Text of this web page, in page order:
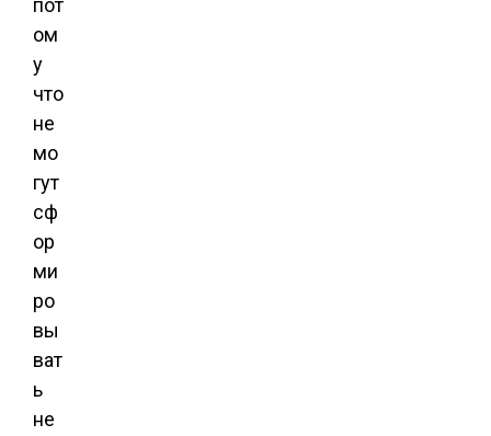
пот
ом
у
что
не
мо
гут
сф
ор
ми
ро
вы
ват
ь
не